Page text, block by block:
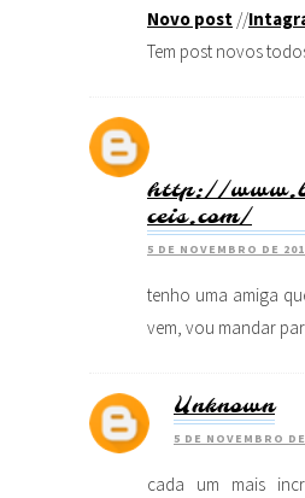
Novo post //
Tem post novos
http://
ceis.com/
5 DE NOVEMBRO DE
tenho uma amiga
vem, vou mandar
Unknown
5 DE NOVEMBRO
cada um mais